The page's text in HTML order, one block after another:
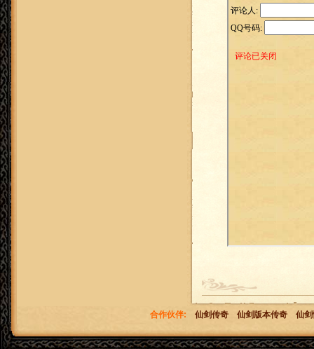
合作伙伴: 仙剑传奇 仙剑版本传奇 仙